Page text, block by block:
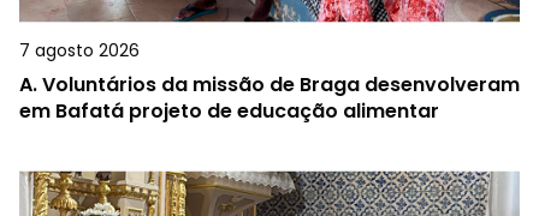
7 agosto 2026
A.Voluntários da missão de Braga desenvolveram
em Bafatá projeto de educação alimentar